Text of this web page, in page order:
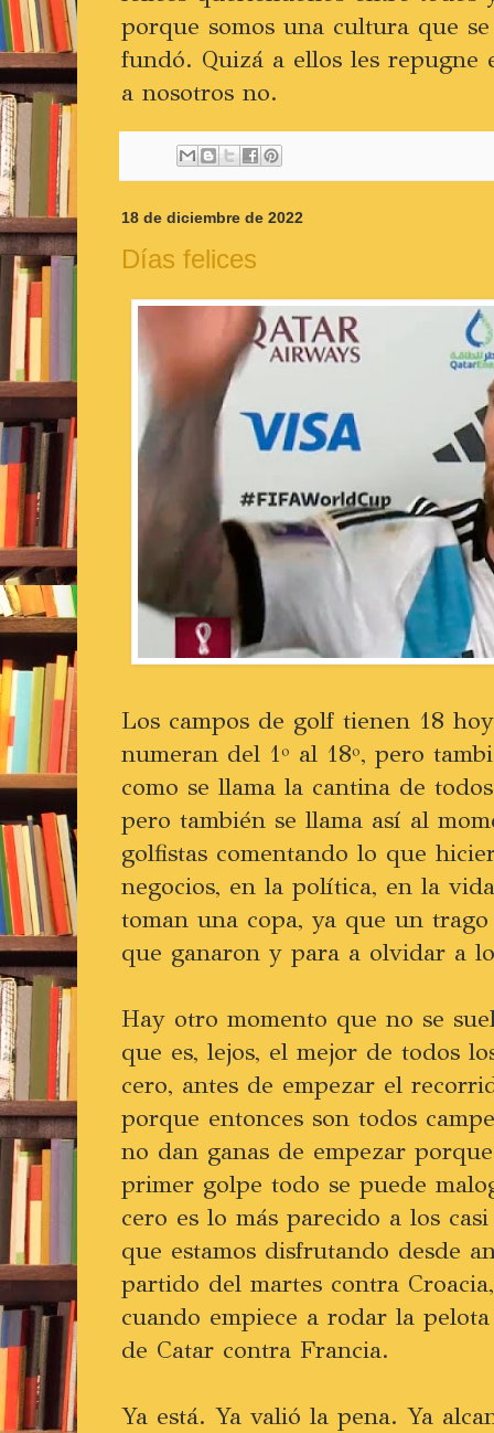
porque somos una cultura que
fundó. Quizá a ellos les repugne
a nosotros no.
18 de diciembre de 2022
Días felices
Los campos de golf tienen 18
numeran del 1º al 18º, pero
como se llama la cantina de
pero también se llama así al
golfistas comentando lo que
negocios, en la política, en la
toman una copa, ya que un
que ganaron y para a olvidar a
Hay otro momento que no se
que es, lejos, el mejor de todos
cero, antes de empezar el
porque entonces son todos
no dan ganas de empezar
primer golpe todo se puede
cero es lo más parecido a los
que estamos disfrutando desde
partido del martes contra
cuando empiece a rodar la
de Catar contra Francia.
Ya está. Ya valió la pena. Ya